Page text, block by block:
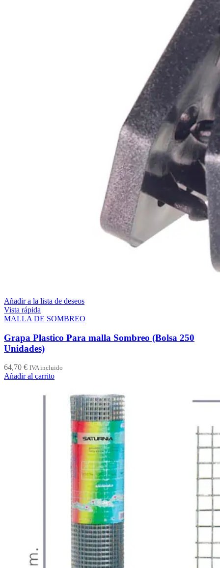
Añadir a la lista de deseos
Vista rápida
MALLA DE SOMBREO
Grapa Plastico Para malla Sombreo (Bolsa 250
Unidades)
64,70 € IVA incluido
Añadir al carrito